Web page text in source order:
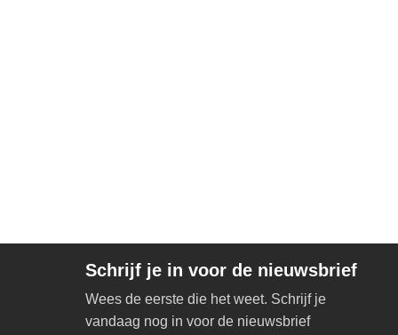
Schrijf je in voor de nieuwsbrief
Wees de eerste die het weet. Schrijf je
vandaag nog in voor de nieuwsbrief